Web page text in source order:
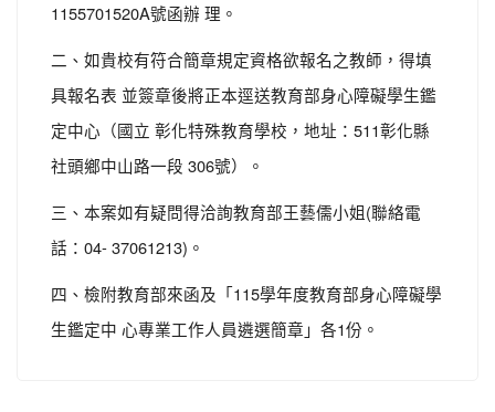
1155701520A號函辦 理。
二、如貴校有符合簡章規定資格欲報名之教師，得填
具報名表 並簽章後將正本逕送教育部身心障礙學生鑑
定中心（國立 彰化特殊教育學校，地址：511彰化縣
社頭鄉中山路一段 306號）。
三、本案如有疑問得洽詢教育部王藝儒小姐(聯絡電
話：04- 37061213)。
四、檢附教育部來函及「115學年度教育部身心障礙學
生鑑定中 心專業工作人員遴選簡章」各1份。